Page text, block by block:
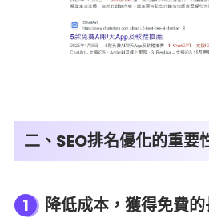
二、SEO排名優化的重要
1 降低成本，獲得免費